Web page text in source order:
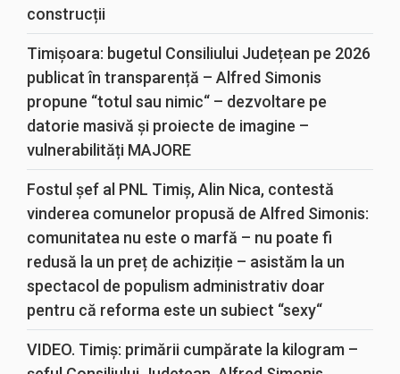
construcții
Timișoara: bugetul Consiliului Județean pe 2026
publicat în transparență – Alfred Simonis
propune “totul sau nimic“ – dezvoltare pe
datorie masivă și proiecte de imagine –
vulnerabilități MAJORE
Fostul șef al PNL Timiș, Alin Nica, contestă
vinderea comunelor propusă de Alfred Simonis:
comunitatea nu este o marfă – nu poate fi
redusă la un preț de achiziție – asistăm la un
spectacol de populism administrativ doar
pentru că reforma este un subiect “sexy“
VIDEO. Timiș: primării cumpărate la kilogram –